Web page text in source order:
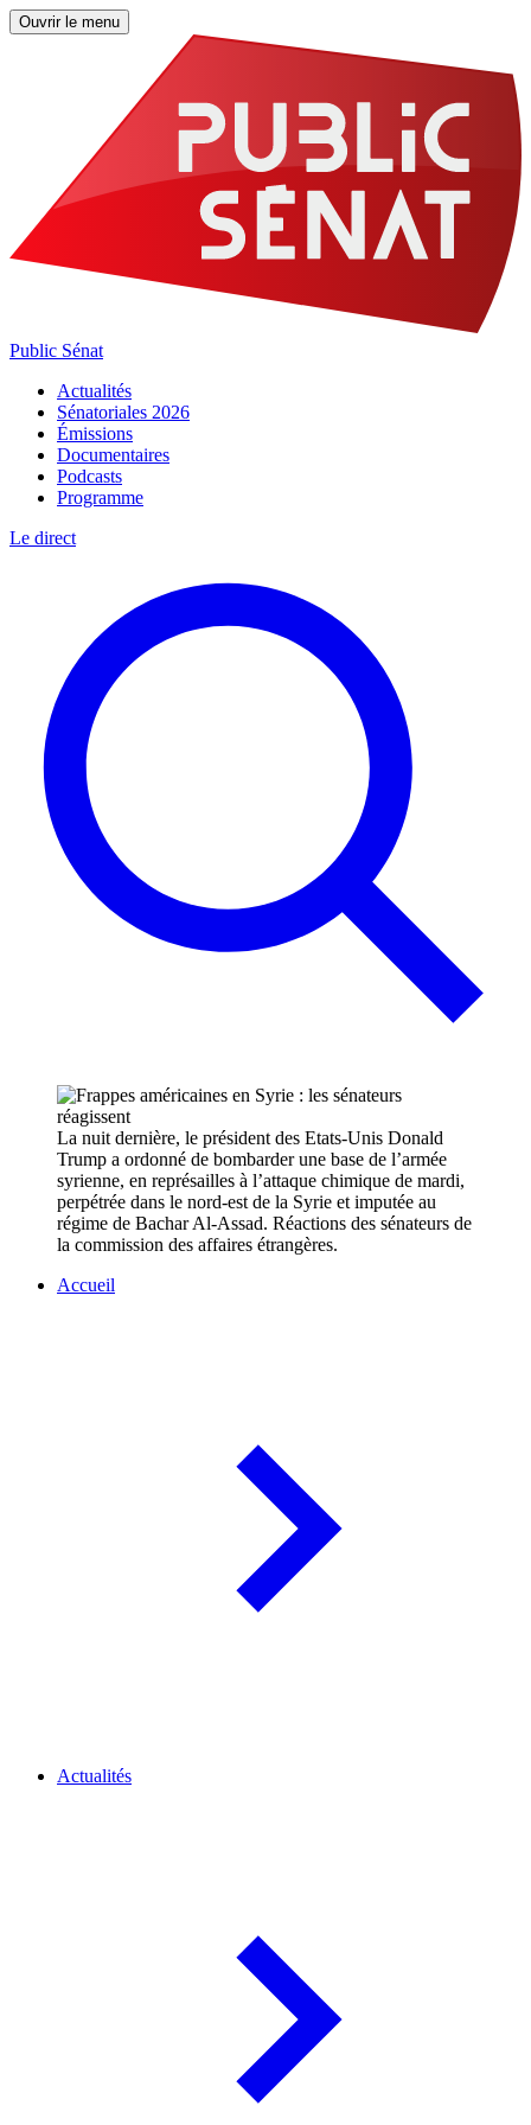
Ouvrir le menu
Public Sénat
Actualités
Sénatoriales 2026
Émissions
Documentaires
Podcasts
Programme
Le direct
La nuit dernière, le président des Etats-Unis Donald
Trump a ordonné de bombarder une base de l’armée
syrienne, en représailles à l’attaque chimique de mardi,
perpétrée dans le nord-est de la Syrie et imputée au
régime de Bachar Al-Assad. Réactions des sénateurs de
la commission des affaires étrangères.
Accueil
Actualités